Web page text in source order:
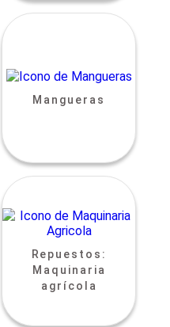
Mangueras
Repuestos:
Maquinaria
agrícola